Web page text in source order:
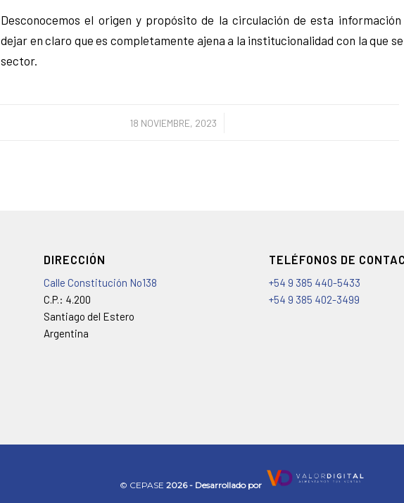
Desconocemos el origen y propósito de la circulación de esta
dejar en claro que es completamente ajena a la institucionalidad con la que
sector.
18 NOVIEMBRE, 2023
/
DIRECCIÓN
Calle Constitución No138
C.P.: 4.200
Santiago del Estero
Argentina
TELÉFONOS DE
+54 9 385 440-5433
+54 9 385 402-3499
©️ CEPASE 2026 - Desarrollado por